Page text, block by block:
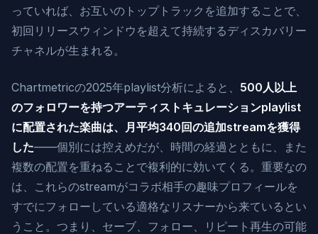
っていれば、お互いのトップトラックを追加することで、
初回リリースウィンドウを超えて持続するディスカバリー
チャネルが生まれる。
Chartmetricの2025年playlist分析によると、 500人以上
のフォロワーを持つアーティストキュレーションplaylist
に配置された楽曲は、月平均340回の追加streamを獲得
した——個別には控えめだが、時間の経過とともに、また
複数の配置を重ねることで複利的に効いてくる。重要なの
は、これらのstreamがコラボ相手の趣味プロフィールを
すでにフォローしている適格なリスナーから来ているとい
うこと。つまり、セーブ、フォロー、リピート再生の可能